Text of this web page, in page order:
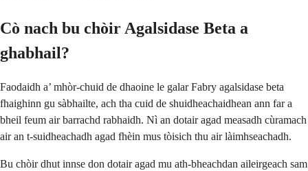
Cò nach bu chòir Agalsidase Beta a
ghabhail?
Faodaidh a’ mhòr-chuid de dhaoine le galar Fabry agalsidase beta
fhaighinn gu sàbhailte, ach tha cuid de shuidheachaidhean ann far a
bheil feum air barrachd rabhaidh. Nì an dotair agad measadh cùramach
air an t-suidheachadh agad fhèin mus tòisich thu air làimhseachadh.
Bu chòir dhut innse don dotair agad mu ath-bheachdan aileirgeach sam